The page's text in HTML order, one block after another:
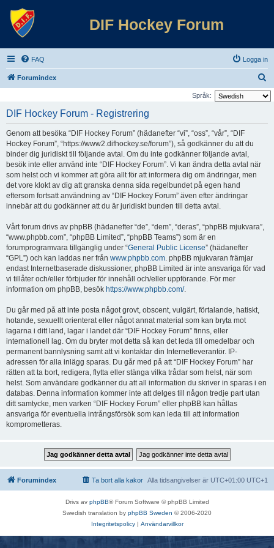
DIF Hockey Forum
FAQ Logga in
Forumindex
ö
Språk:
DIF Hockey Forum - Registrering
Genom att besöka “DIF Hockey Forum” (hädanefter “vi”, “oss”, “vår”, “DIF
Hockey Forum”, “https://www2.difhockey.se/forum”), så godkänner du att du
binder dig juridiskt till följande avtal. Om du inte godkänner följande avtal,
besök inte eller använd inte “DIF Hockey Forum”. Vi kan ändra detta avtal när
som helst och vi kommer att göra allt för att informera dig om ändringar, men
det vore klokt av dig att granska denna sida regelbundet på egen hand
eftersom fortsatt användning av “DIF Hockey Forum” även efter ändringar
innebär att du godkänner att du är juridiskt bunden till detta avtal.
Vårt forum drivs av phpBB (hädanefter “de”, “dem”, “deras”, “phpBB mjukvara”,
“www.phpbb.com”, “phpBB Limited”, “phpBB Teams”) som är en
forumprogramvara tillgänglig under “General Public License” (hädanefter
“GPL”) och kan laddas ner från www.phpbb.com. phpBB mjukvaran främjar
endast Internetbaserade diskussioner, phpBB Limited är inte ansvariga för vad
vi tillåter och/eller förbjuder för innehåll och/eller uppförande. För mer
information om phpBB, besök https://www.phpbb.com/.
Du går med på att inte posta något grovt, obscent, vulgärt, förtalande, hatiskt,
hotande, sexuellt orienterat eller något annat material som kan bryta mot
lagarna i ditt land, lagar i landet där “DIF Hockey Forum” finns, eller
internationell lag. Om du bryter mot detta så kan det leda till omedelbar och
permanent bannlysning samt att vi kontaktar din Internetleverantör. IP-
adressen för alla inlägg sparas. Du går med på att “DIF Hockey Forum” har
rätten att ta bort, redigera, flytta eller stänga vilka trådar som helst, när som
helst. Som användare godkänner du att all information du skriver in sparas i en
databas. Denna information kommer inte att delges till någon tredje part utan
ditt samtycke, men varken “DIF Hockey Forum” eller phpBB kan hållas
ansvariga för eventuella intrångsförsök som kan leda till att information
komprometteras.
Forumindex Alla tidsangivelser är UTC+01:00 UTC+1
Ta bort alla kakor
Drivs av phpBB® Forum Software © phpBB Limited
Swedish translation by phpBB Sweden © 2006-2020
Integritetspolicy| Användarvillkor